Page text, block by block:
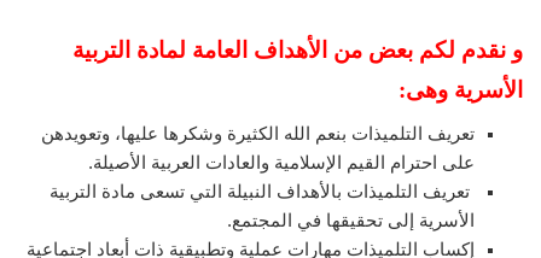
و نقدم لكم بعض من الأهداف العامة لمادة التربية
الأسرية وهى:
تعريف التلميذات بنعم الله الكثيرة وشكرها عليها، وتعويدهن
على احترام القيم الإسلامية والعادات العربية الأصيلة.
تعريف التلميذات بالأهداف النبيلة التي تسعى مادة التربية
الأسرية إلى تحقيقها في المجتمع.
إكساب التلميذات مهارات عملية وتطبيقية ذات أبعاد اجتماعية